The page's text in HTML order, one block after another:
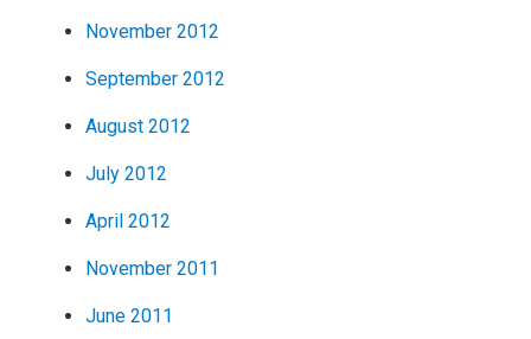
November 2012
September 2012
August 2012
July 2012
April 2012
November 2011
June 2011